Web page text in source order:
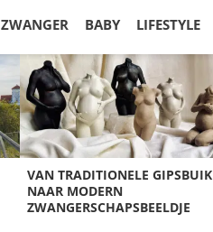
ZWANGER BABY LIFESTYLE
VAN TRADITIONELE GIPSBUIK
NAAR MODERN
ZWANGERSCHAPSBEELDJE